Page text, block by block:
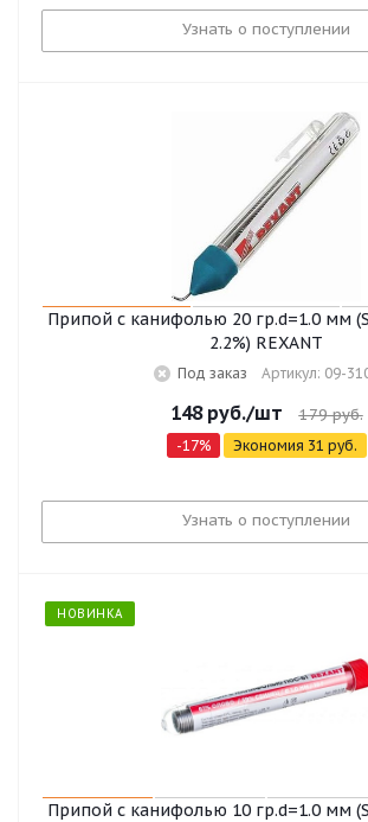
Узнать о поступлении
Припой с канифолью 20 гр.d=1.0 мм (Sn60 Pb40 Flux
2.2%) REXANT
Под заказ Артикул: 09-
148руб./шт 179руб.
-17% Экономия 31 руб.
Узнать о поступлении
НОВИНКА
Припой с канифолью 10 гр.d=1.0 мм (Sn60 Pb40 Flux